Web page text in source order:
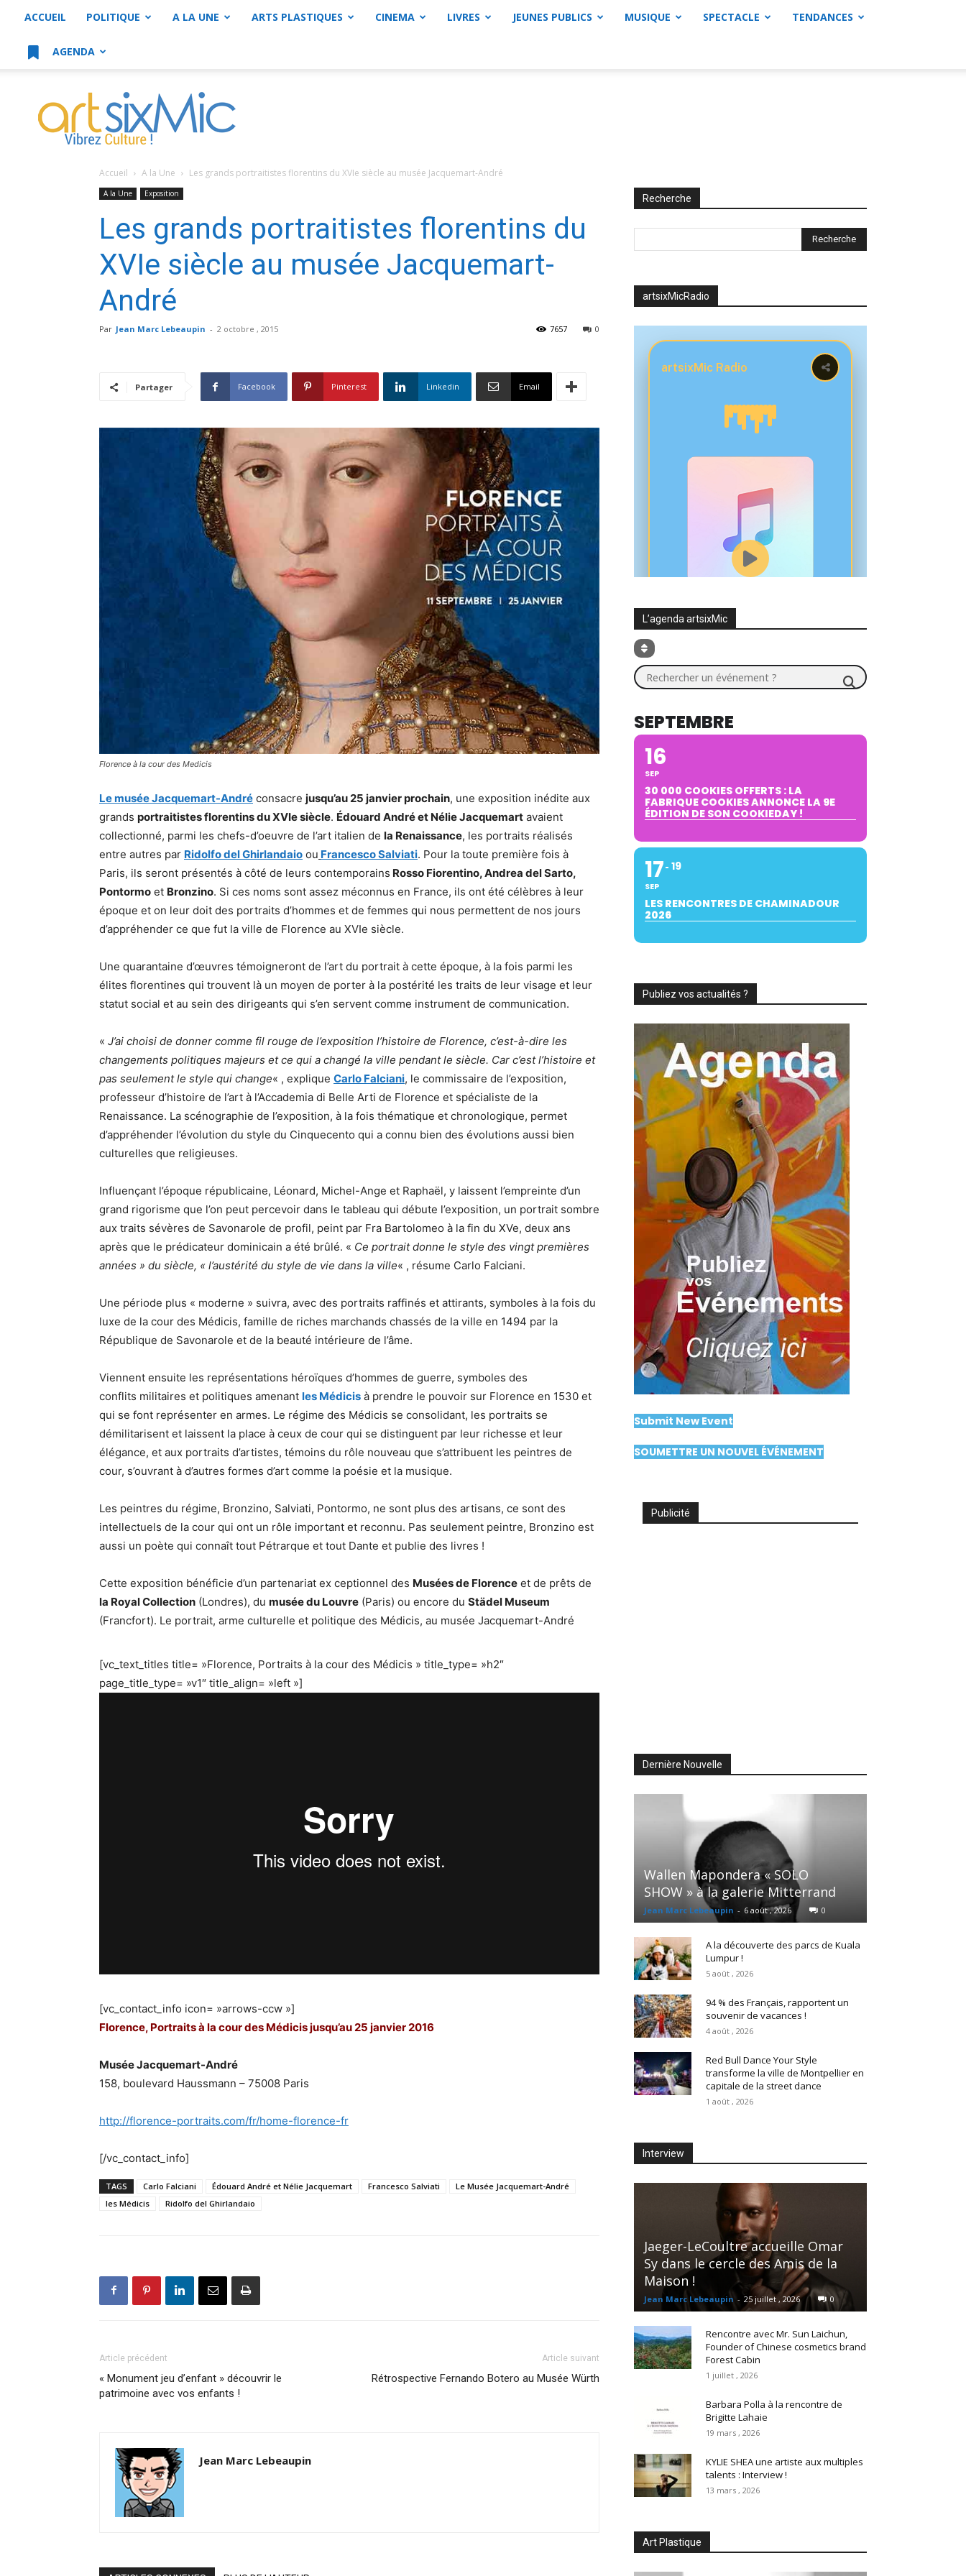
ACCUEIL POLITIQUE A LA UNE ARTS PLASTIQUES CINEMA LIVRES JEUNES PUBLICS MUSIQUE SPECTACLE TENDANCES
AGENDA
artsixMic
Accueil A la Une Les grands portraitistes florentins du XVIe siècle au musée Jacquemart-André
A la Une Exposition
Les grands portraitistes florentins du
XVIe siècle au musée Jacquemart-
André
Par Jean Marc Lebeaupin - 2 octobre , 2015 0
7657
Partager Facebook Pinterest Linkedin Email
Florence à la cour des Medicis
Le musée Jacquemart-André consacre jusqu’au 25 janvier prochain, une exposition inédite aux
grands portraitistes florentins du XVIe siècle. Édouard André et Nélie Jacquemart avaient
collectionné, parmi les chefs-d’oeuvre de l’art italien de la Renaissance, les portraits réalisés
entre autres par Ridolfo del Ghirlandaio ou Francesco Salviati. Pour la toute première fois à
Paris, ils seront présentés à côté de leurs contemporains Rosso Fiorentino, Andrea del Sarto,
Pontormo et Bronzino. Si ces noms sont assez méconnus en France, ils ont été célèbres à leur
époque et on leur doit des portraits d’hommes et de femmes qui nous permettent de nos jours
d’appréhender ce que fut la ville de Florence au XVIe siècle.
Une quarantaine d’œuvres témoigneront de l’art du portrait à cette époque, à la fois parmi les
élites florentines qui trouvent là un moyen de porter à la postérité les traits de leur visage et leur
statut social et au sein des dirigeants qui s’en servent comme instrument de communication.
« J’ai choisi de donner comme fil rouge de l’exposition l’histoire de Florence, c’est-à-dire les
changements politiques majeurs et ce qui a changé la ville pendant le siècle. Car c’est l’histoire et
pas seulement le style qui change« , explique Carlo Falciani, le commissaire de l’exposition,
professeur d’histoire de l’art à l’Accademia di Belle Arti de Florence et spécialiste de la
Renaissance. La scénographie de l’exposition, à la fois thématique et chronologique, permet
d’appréhender l’évolution du style du Cinquecento qui a connu bien des évolutions aussi bien
culturelles que religieuses.
Influençant l’époque républicaine, Léonard, Michel-Ange et Raphaël, y laissent l’empreinte d’un
grand rigorisme que l’on peut percevoir dans le tableau qui débute l’exposition, un portrait sombre
aux traits sévères de Savonarole de profil, peint par Fra Bartolomeo à la fin du XVe, deux ans
après que le prédicateur dominicain a été brûlé. « Ce portrait donne le style des vingt premières
années » du siècle, « l’austérité du style de vie dans la ville« , résume Carlo Falciani.
Une période plus « moderne » suivra, avec des portraits raffinés et attirants, symboles à la fois du
luxe de la cour des Médicis, famille de riches marchands chassés de la ville en 1494 par la
République de Savonarole et de la beauté intérieure de l’âme.
Viennent ensuite les représentations héroïques d’hommes de guerre, symboles des
conflits militaires et politiques amenant les Médicis à prendre le pouvoir sur Florence en 1530 et
qui se font représenter en armes. Le régime des Médicis se consolidant, les portraits se
démilitarisent et laissent la place à ceux de cour qui se distinguent par leur richesse et leur
élégance, et aux portraits d’artistes, témoins du rôle nouveau que s’attribuent les peintres de
cour, s’ouvrant à d’autres formes d’art comme la poésie et la musique.
Les peintres du régime, Bronzino, Salviati, Pontormo, ne sont plus des artisans, ce sont des
intellectuels de la cour qui ont un rôle important et reconnu. Pas seulement peintre, Bronzino est
aussi un poète qui connaît tout Pétrarque et tout Dante et publie des livres !
Cette exposition bénéficie d’un partenariat ex ceptionnel des Musées de Florence et de prêts de
la Royal Collection (Londres), du musée du Louvre (Paris) ou encore du Städel Museum
(Francfort). Le portrait, arme culturelle et politique des Médicis, au musée Jacquemart-André
[vc_text_titles title= »Florence, Portraits à la cour des Médicis » title_type= »h2″
page_title_type= »v1″ title_align= »left »]
[vc_contact_info icon= »arrows-ccw »]
Florence, Portraits à la cour des Médicis jusqu’au 25 janvier 2016
Musée Jacquemart-André
158, boulevard Haussmann – 75008 Paris
http://florence-portraits.com/fr/home-florence-fr
[/vc_contact_info]
TAGS Carlo Falciani Édouard André et Nélie Jacquemart Francesco Salviati
Le Musée Jacquemart-André
les Médicis
Ridolfo del Ghirlandaio
Article précédent
« Monument jeu d’enfant » découvrir le
patrimoine avec vos enfants !
Article suivant
Rétrospective Fernando Botero au Musée Würth
Jean Marc Lebeaupin
Recherche
artsixMicRadio
L’agenda artsixMic
Rechercher un événement ?
SEPTEMBRE
16
SEP
30 000 COOKIES OFFERTS : LA
FABRIQUE COOKIES ANNONCE LA 9E
ÉDITION DE SON COOKIEDAY !
17
SEP
19
LES RENCONTRES DE CHAMINADOUR
2026
Publiez vos actualités ?
Submit New Event
SOUMETTRE UN NOUVEL ÉVÉNEMENT
Publicité
Dernière Nouvelle
Wallen Mapondera « SOLO
SHOW » à la galerie Mitterrand
Jean Marc Lebeaupin - 6 août , 2026 0
A la découverte des parcs de Kuala
Lumpur !
5 août , 2026
94 % des Français, rapportent un
souvenir de vacances !
4 août , 2026
Red Bull Dance Your Style
transforme la ville de Montpellier en
capitale de la street dance
1 août , 2026
Interview
Jaeger-LeCoultre accueille Omar
Sy dans le cercle des Amis de la
Maison !
Jean Marc Lebeaupin - 25 juillet , 2026 0
Rencontre avec Mr. Sun Laichun,
Founder of Chinese cosmetics brand
Forest Cabin
1 juillet , 2026
Barbara Polla à la rencontre de
Brigitte Lahaie
19 mars , 2026
KYLIE SHEA une artiste aux multiples
talents : Interview !
13 mars , 2026
Art Plastique